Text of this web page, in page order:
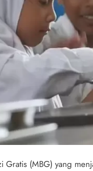
Gratis (MBG) yang